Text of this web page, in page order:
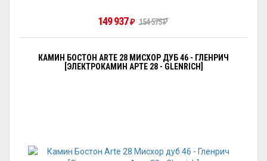
149 937 ₽ 154 575₽
КАМИН БОСТОН ARTE 28 МИСХОР ДУБ 46 - ГЛЕНРИЧ
[ЭЛЕКТРОКАМИН АРТЕ 28 - GLENRICH]